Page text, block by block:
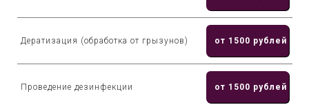
Дератизация (обработка от грызунов) от 1500 рублей
Проведение дезинфекции от 1500 рублей